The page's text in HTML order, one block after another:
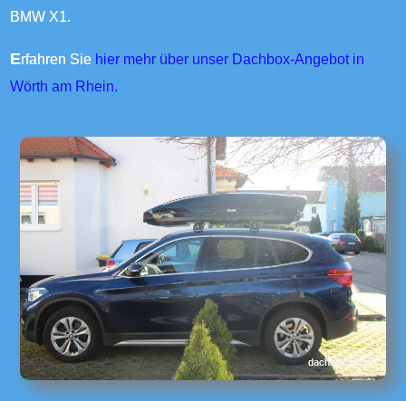
BMW X1.
Erfahren Sie hier mehr über unser Dachbox-Angebot in
Wörth am Rhein.
dachbox.expert